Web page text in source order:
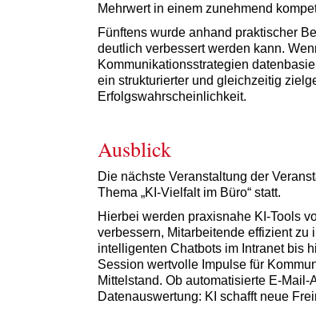
Mehrwert in einem zunehmend
Fünftens wurde anhand praktischer
deutlich verbessert werden kann.
Kommunikationsstrategien
ein strukturierter und gleichzeitig
Erfolgswahrscheinlichkeit.
Ausblick
Die nächste Veranstaltung der
Thema „KI-Vielfalt im Büro“ statt.
Hierbei werden praxisnahe KI-Tools
verbessern, Mitarbeitende effizient zu
intelligenten Chatbots im Intranet bis
Session wertvolle Impulse für
Mittelstand. Ob automatisierte E-
Datenauswertung: KI schafft neue